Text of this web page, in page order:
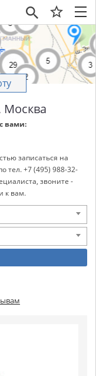
×
Москва
вами:
записаться на
тел. +7 (495) 988-32-
звоните -
к вам.